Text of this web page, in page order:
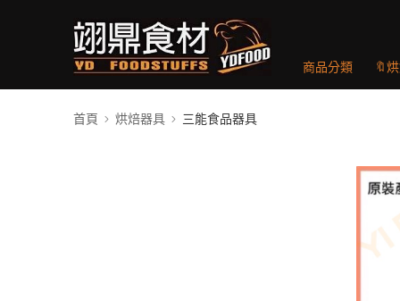
商品分類 🔖
首頁 烘焙器具 三能食品器具